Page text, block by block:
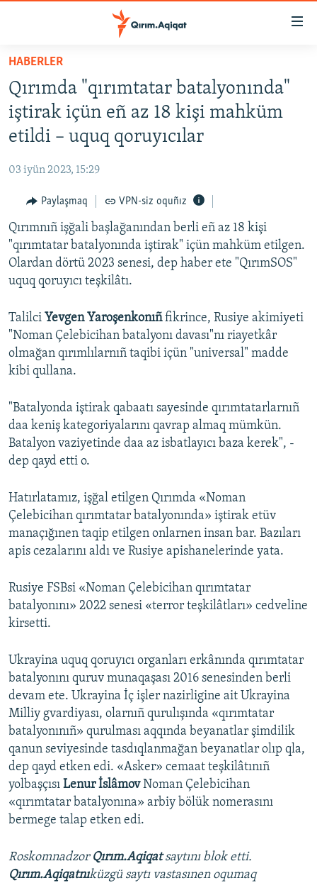
Esas
qaytmaq
Baş
navigatsiyağa
qaytmaq
Qıdıruvğa
qaytmaq
HABERLER
SİYASET
İQTİSADİYAT
MEDENİYET
İNSAN AQLARI
VİDEO
SÜRET
BLOGLAR
Русский
Українською
QOŞULIÑIZ!
HABERLER
Qırımda "qırımtatar batalyonında"
iştirak içün eñ az 18 kişi mahküm
etildi – uquq qoruyıcılar
03 iyün 2023, 15:29
Paylaşmaq VPN-siz oquñız
Qırımnıñ işğali başlağanından berli eñ az 18 kişi
"qırımtatar batalyonında iştirak" içün mahküm etilgen.
Olardan dörtü 2023 senesi, dep haber ete "QırımSOS"
uquq qoruyıcı teşkilâtı.
Talilci Yevgen Yaroşenkonıñfikrince, Rusiye akimiyeti
"Noman Çelebicihan batalyonı davası"nı riayetkâr
olmağan qırımlılarnıñ taqibi içün "universal" madde
kibi qullana.
"Batalyonda iştirak qabaatı sayesinde qırımtatarlarnıñ
daa keniş kategoriyalarını qavrap almaq mümkün.
Batalyon vaziyetinde daa az isbatlayıcı baza kerek", -
dep qayd etti o.
Hatırlatamız, işğal etilgen Qırımda «Noman
Çelebicihan qırımtatar batalyonında» iştirak etüv
manaçığınen taqip etilgen onlarnen insan bar. Bazıları
apis cezalarını aldı ve Rusiye apishanelerinde yata.
Rusiye FSBsi «Noman Çelebicihan qırımtatar
batalyonını» 2022 senesi «terror teşkilâtları» cedveline
kirsetti.
Ukrayina uquq qoruyıcı organları erkânında qırımtatar
batalyonını quruv munaqaşası 2016 senesinden berli
devam ete. Ukrayina İç işler nazirligine ait Ukrayina
Milliy gvardiyası, olarnıñ qurulışında «qırımtatar
batalyonınıñ» qurulması aqqında beyanatlar şimdilik
qanun seviyesinde tasdıqlanmağan beyanatlar olıp qla,
dep qayd etken edi. «Asker» cemaat teşkilâtınıñ
yolbaşçısı Lenur İslâmovNoman Çelebicihan
«qırımtatar batalyonına» arbiy bölük nomerasını
bermege talap etken edi.
Roskomnadzor Qırım.Aqiqatsaytını blok etti.
Qırım.Aqiqatnıküzgü saytı vastasınen oqumaq